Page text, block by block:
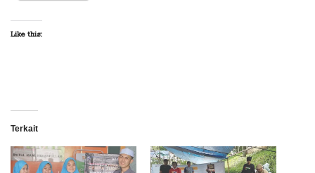
Like this:
Terkait